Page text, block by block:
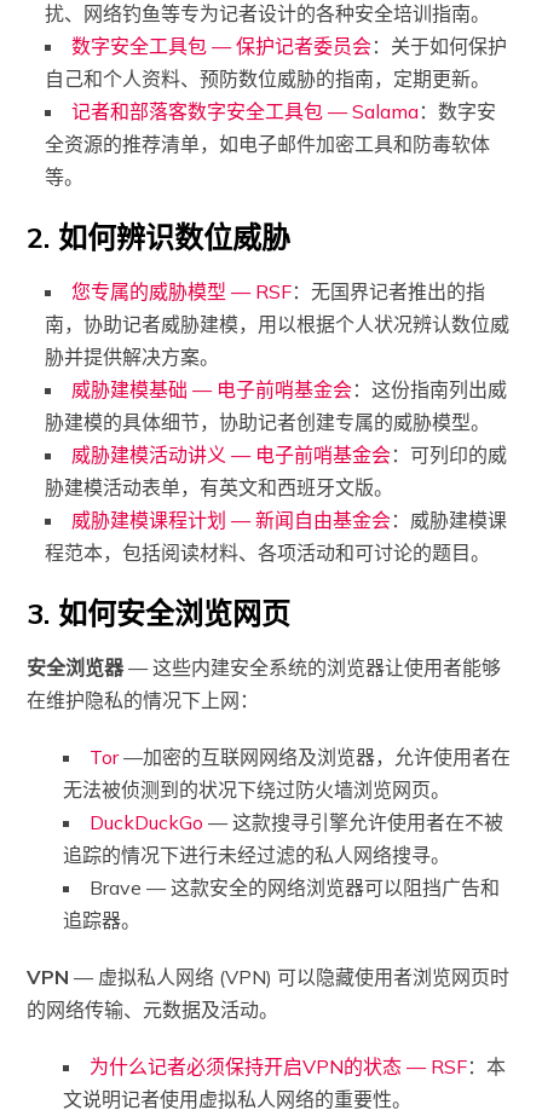
扰、网络钓鱼等专为记者设计的各种安全培训指南。
数字安全工具包 — 保护记者委员会：关于如何保护
自己和个人资料、预防数位威胁的指南，定期更新。
记者和部落客数字安全工具包 — Salama：数字安
全资源的推荐清单，如电子邮件加密工具和防毒软体
等。
2. 如何辨识数位威胁
您专属的威胁模型 — RSF：无国界记者推出的指
南，协助记者威胁建模，用以根据个人状况辨认数位威
胁并提供解决方案。
威胁建模基础 — 电子前哨基金会：这份指南列出威
胁建模的具体细节，协助记者创建专属的威胁模型。
威胁建模活动讲义 — 电子前哨基金会：可列印的威
胁建模活动表单，有英文和西班牙文版。
威胁建模课程计划 — 新闻自由基金会：威胁建模课
程范本，包括阅读材料、各项活动和可讨论的题目。
3. 如何安全浏览网页
安全浏览器— 这些内建安全系统的浏览器让使用者能够
在维护隐私的情况下上网：
Tor—加密的互联网网络及浏览器，允许使用者在
无法被侦测到的状况下绕过防火墙浏览网页。
DuckDuckGo — 这款搜寻引擎允许使用者在不被
追踪的情况下进行未经过滤的私人网络搜寻。
Brave — 这款安全的网络浏览器可以阻挡广告和
追踪器。
VPN — 虚拟私人网络 (VPN) 可以隐藏使用者浏览网页时
的网络传输、元数据及活动。
为什么记者必须保持开启VPN的状态 — RSF：本
文说明记者使用虚拟私人网络的重要性。